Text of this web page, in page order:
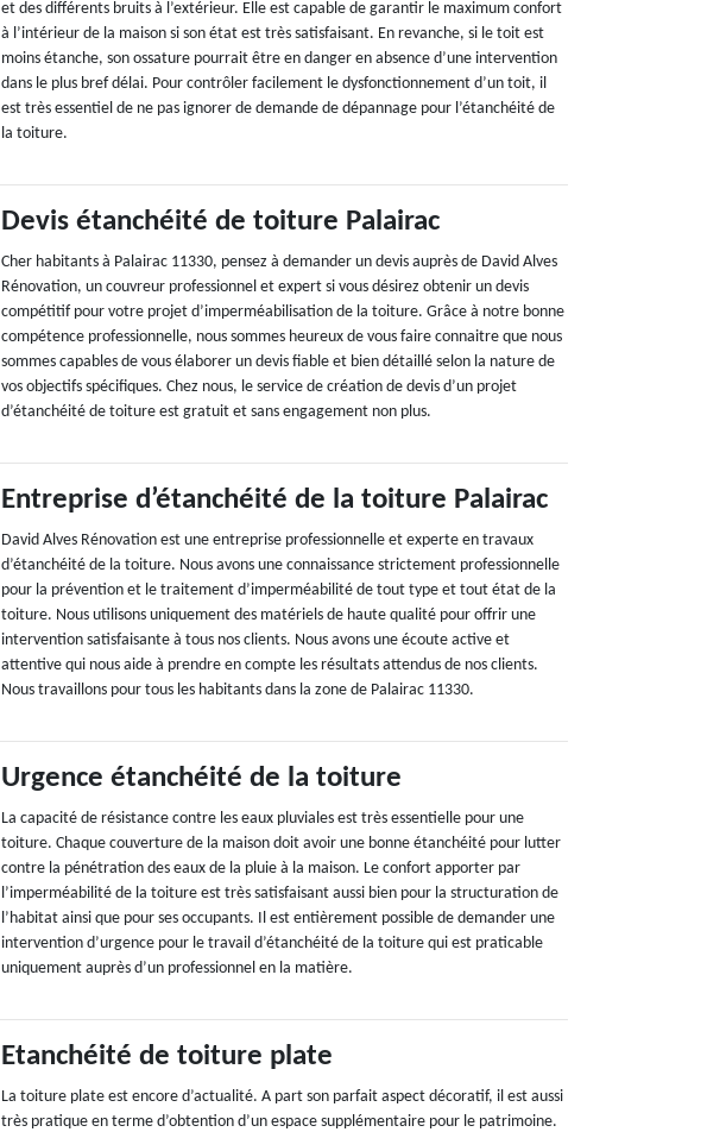
et des différents bruits à l’extérieur. Elle est capable de garantir le maximum confort
à l’intérieur de la maison si son état est très satisfaisant. En revanche, si le toit est
moins étanche, son ossature pourrait être en danger en absence d’une intervention
dans le plus bref délai. Pour contrôler facilement le dysfonctionnement d’un toit, il
est très essentiel de ne pas ignorer de demande de dépannage pour l’étanchéité de
la toiture.
Devis étanchéité de toiture Palairac
Cher habitants à Palairac 11330, pensez à demander un devis auprès de David Alves
Rénovation, un couvreur professionnel et expert si vous désirez obtenir un devis
compétitif pour votre projet d’imperméabilisation de la toiture. Grâce à notre bonne
compétence professionnelle, nous sommes heureux de vous faire connaitre que nous
sommes capables de vous élaborer un devis fiable et bien détaillé selon la nature de
vos objectifs spécifiques. Chez nous, le service de création de devis d’un projet
d’étanchéité de toiture est gratuit et sans engagement non plus.
Entreprise d’étanchéité de la toiture Palairac
David Alves Rénovation est une entreprise professionnelle et experte en travaux
d’étanchéité de la toiture. Nous avons une connaissance strictement professionnelle
pour la prévention et le traitement d’imperméabilité de tout type et tout état de la
toiture. Nous utilisons uniquement des matériels de haute qualité pour offrir une
intervention satisfaisante à tous nos clients. Nous avons une écoute active et
attentive qui nous aide à prendre en compte les résultats attendus de nos clients.
Nous travaillons pour tous les habitants dans la zone de Palairac 11330.
Urgence étanchéité de la toiture
La capacité de résistance contre les eaux pluviales est très essentielle pour une
toiture. Chaque couverture de la maison doit avoir une bonne étanchéité pour lutter
contre la pénétration des eaux de la pluie à la maison. Le confort apporter par
l’imperméabilité de la toiture est très satisfaisant aussi bien pour la structuration de
l’habitat ainsi que pour ses occupants. Il est entièrement possible de demander une
intervention d’urgence pour le travail d’étanchéité de la toiture qui est praticable
uniquement auprès d’un professionnel en la matière.
Etanchéité de toiture plate
La toiture plate est encore d’actualité. A part son parfait aspect décoratif, il est aussi
très pratique en terme d’obtention d’un espace supplémentaire pour le patrimoine.